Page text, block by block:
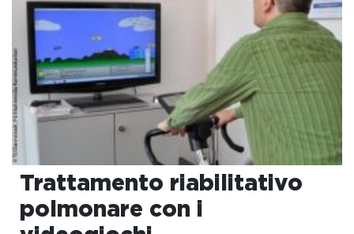
Trattamento riabilitativo
polmonare con i